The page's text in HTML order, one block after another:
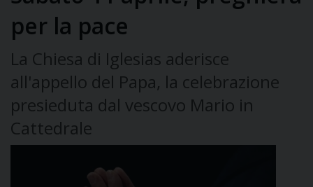
per la pace
La Chiesa di Iglesias aderisce
all'appello del Papa, la celebrazione
presieduta dal vescovo Mario in
Cattedrale